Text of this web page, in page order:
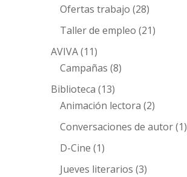
Ofertas trabajo (28)
Taller de empleo (21)
AVIVA(11)
Campañas (8)
Biblioteca (13)
Animación lectora (2)
Conversaciones de autor(1)
D-Cine (1)
Jueves literarios (3)